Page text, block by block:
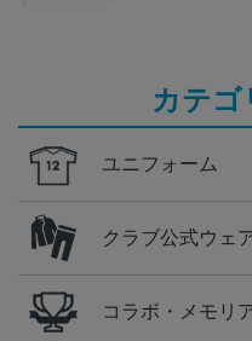
カテゴ
ユニフォーム
クラブ公式ウェ
コラボ・メモリ